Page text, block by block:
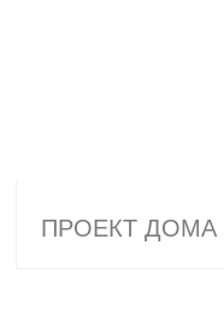
ПРОЕКТ ДОМА